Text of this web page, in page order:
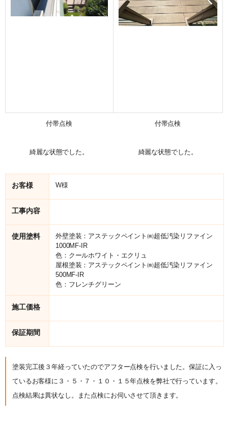
付帯点検
綺麗な状態でした。
付帯点検
綺麗な状態でした。
お客様 W様
工事内容
使用塗料
外壁塗装：アステックペイント㈱超低汚染リファイン
1000MF-IR
色：クールホワイト・エクリュ
屋根塗装：アステックペイント㈱超低汚染リファイン
500MF-IR
色：フレンチグリーン
施工価格
保証期間
塗装完工後３年経っていたのでアフター点検を行いました。保証に入っ
ているお客様に３・５・７・１０・１５年点検を弊社で行っています。
点検結果は異状なし。また点検にお伺いさせて頂きます。